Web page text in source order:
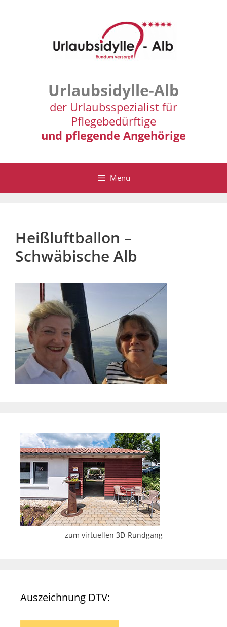
Urlaubsidylle-Alb
der Urlaubsspezialist für
Pflegebedürftige
und pflegende Angehörige
Menu
Heißluftballon –
Schwäbische Alb
zum virtuellen 3D-Rundgang
Auszeichnung DTV: